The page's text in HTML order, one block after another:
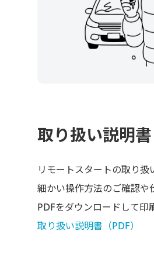
取り扱い説明書
リモートスタートの取り扱
細かい操作方法のご確認
PDFをダウンロードして
取り扱い説明書（PDF）